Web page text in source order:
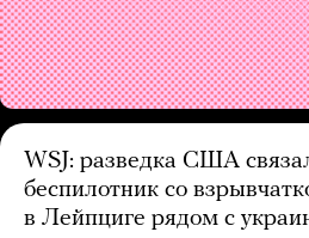
WSJ: разведка США
беспилотник со
в Лейпциге рядом с